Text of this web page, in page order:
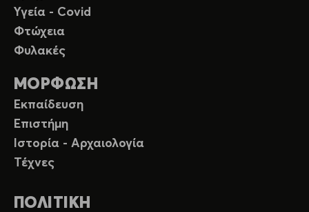
Υγεία - Covid
Φτώχεια
Φυλακές
ΜΟΡΦΩΣΗ
Εκπαίδευση
Επιστήμη
Ιστορία - Αρχαιολογία
Τέχνες
ΠΟΛΙΤΙΚΗ